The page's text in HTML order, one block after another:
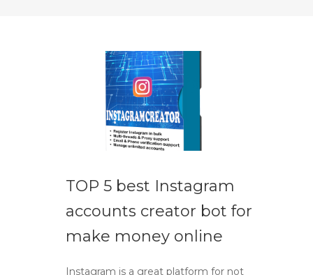
TOP 5 best Instagram
accounts creator bot for
make money online
Instagram is a great platform for not